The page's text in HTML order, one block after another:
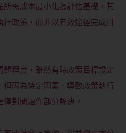
所需成本最小化為評估基礎，其
行政策，而非以有效途徑完成目
題程度，雖然有時政策目標設定
但因為特定因素，導致政策執行
對問題作部分解決。